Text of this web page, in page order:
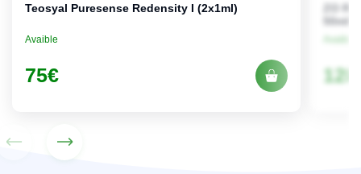
Teosyal Puresense Redensity I (2x1ml)
Avaible
75€
ZO
50ml
Avaible
128